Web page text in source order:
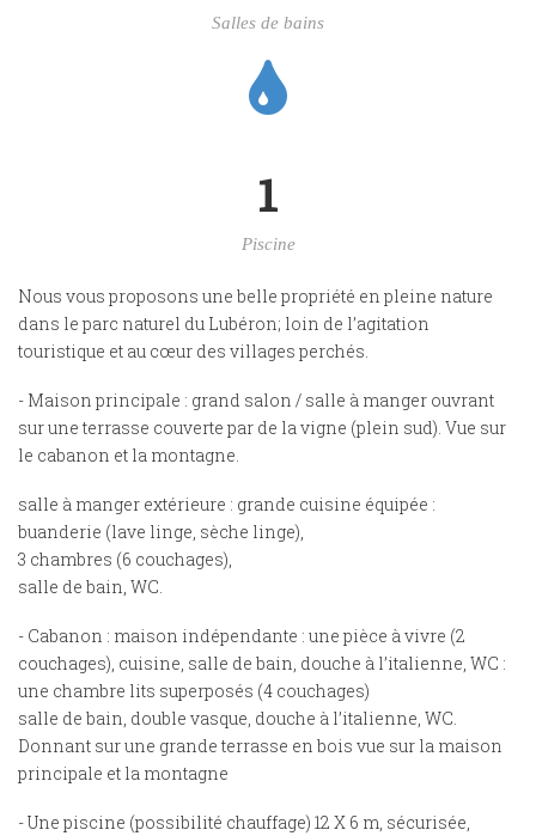
Salles de bains
1
Piscine
Nous vous proposons une belle propriété en pleine nature
dans le parc naturel du Lubéron; loin de l’agitation
touristique et au cœur des villages perchés.
- Maison principale : grand salon / salle à manger ouvrant
sur une terrasse couverte par de la vigne (plein sud). Vue sur
le cabanon et la montagne.
salle à manger extérieure : grande cuisine équipée :
buanderie (lave linge, sèche linge),
3 chambres (6 couchages),
salle de bain, WC.
- Cabanon : maison indépendante : une pièce à vivre (2
couchages), cuisine, salle de bain, douche à l’italienne, WC :
une chambre lits superposés (4 couchages)
salle de bain, double vasque, douche à l’italienne, WC.
Donnant sur une grande terrasse en bois vue sur la maison
principale et la montagne
- Une piscine (possibilité chauffage) 12 X 6 m, sécurisée,